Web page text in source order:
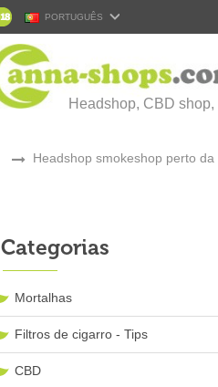
PORTUGUÊS
Headshop, CBD
> Headshop smokeshop perto da
Categorias
Mortalhas
Filtros de cigarro - Tips
CBD